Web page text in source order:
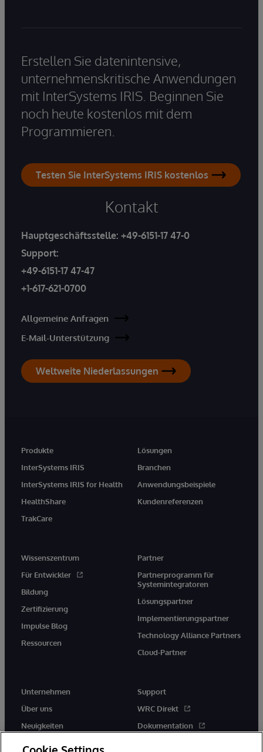
Erstellen Sie datenintensive,
unternehmenskritische Anwendungen
mit InterSystems IRIS. Beginnen Sie
noch heute kostenlos mit dem
Programmieren.
Testen Sie InterSystems IRIS kostenlos
Kontakt
Hauptgeschäftsstelle: +49-6151-17 47-0
Support:
+49-6151-17 47-47
+1-617-621-0700
Allgemeine Anfragen
E-Mail-Unterstützung
Weltweite Niederlassungen
Produkte
InterSystems IRIS
InterSystems IRIS for Health
HealthShare
TrakCare
Lösungen
Branchen
Anwendungsbeispiele
Kundenreferenzen
Wissenszentrum
Für Entwickler
Bildung
Zertifizierung
Impulse Blog
Ressourcen
Partner
Partnerprogramm für
Systemintegratoren
Lösungspartner
Implementierungspartner
Technology Alliance Partners
Cloud-Partner
Unternehmen
Über uns
Neuigkeiten
Support
WRC Direkt
Dokumentation